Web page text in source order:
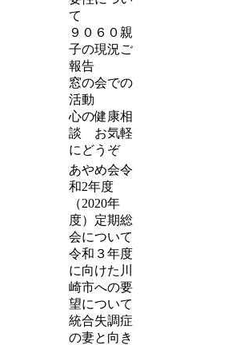
て
９０６０親
子の現況ご
報告
窓の会での
活動
心の健康相
談 お気軽
にどうぞ
あやめ会令
和2年度
（2020年
度）定期総
会について
令和３年度
に向けた川
崎市への要
望について
統合失調症
の妻と向き